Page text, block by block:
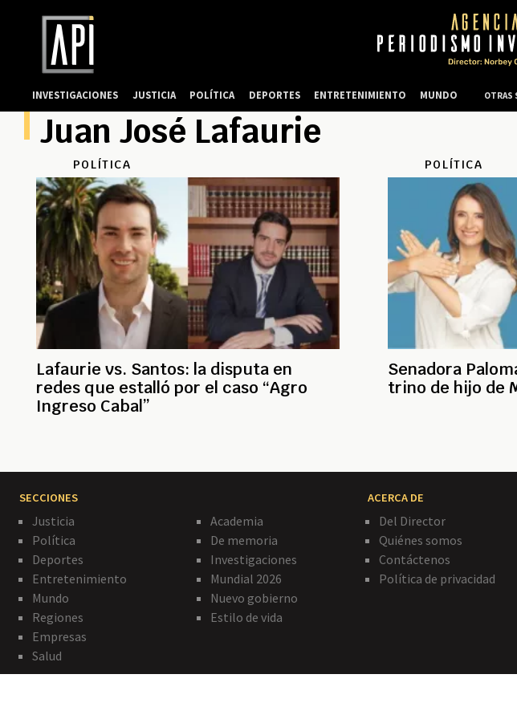
Juan José Lafaurie
POLÍTICA
Lafaurie vs. Santos: la disputa en
redes que estalló por el caso “Agro
Ingreso Cabal”
POLÍTICA
Senadora
trino de hijo de
SECCIONES
Justicia
Política
Deportes
Entretenimiento
Mundo
Regiones
Empresas
Salud
Academia
De memoria
Investigaciones
Mundial 2026
Nuevo gobierno
Estilo de vida
ACERCA DE
Del Director
Quiénes somos
Contáctenos
Política de privacidad
INVESTIGACIONES JUSTICIA POLÍTICA DEPORTES ENTRETENIMIENTO MUNDO OTRAS